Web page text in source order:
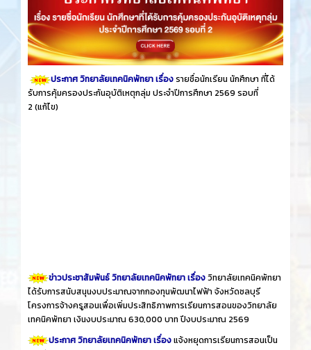
ประกาศ วิทยาลัยเทคนิคพัทยา เรื่องรายชื่อนักเรียน นักศึกษา ที่ได้
รับการคุ้มครองประกันอุบัติเหตุกลุ่ม ประจำปีการศึกษา 2569 รอบที่
2 (แก้ไข)
ข่าวประชาสัมพันธ์ วิทยาลัยเทคนิคพัทยา เรื่องวิทยาลัยเทคนิคพัทยา
ได้รับการสนับสนุนงบประมาณจากกองทุนพัฒนาไฟฟ้า จังหวัดชลบุรี
โครงการจ้างครูสอนเพื่อเพิ่มประสิทธิภาพการเรียนการสอนของวิทยาลัย
เทคนิคพัทยา เงินงบประมาณ 630,000 บาท ปีงบประมาณ 2569
ประกาศ วิทยาลัยเทคนิคพัทยา เรื่องแจ้งหยุดการเรียนการสอนเป็น